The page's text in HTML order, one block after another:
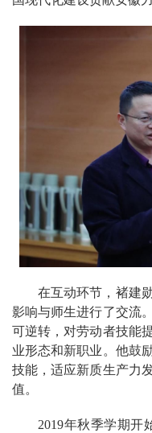
在互动环节，褚建
影响与师生进行了交流
可逆转，对劳动者技能
业形态和新职业。他鼓
技能，适应新质生产力
值。
2019年秋季学期开